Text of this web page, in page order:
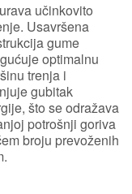
učinkovito
Usavršena
gume
optimalnu
trenja i
gubitak
što se odražava
potrošnji goriva
broju prevoženih